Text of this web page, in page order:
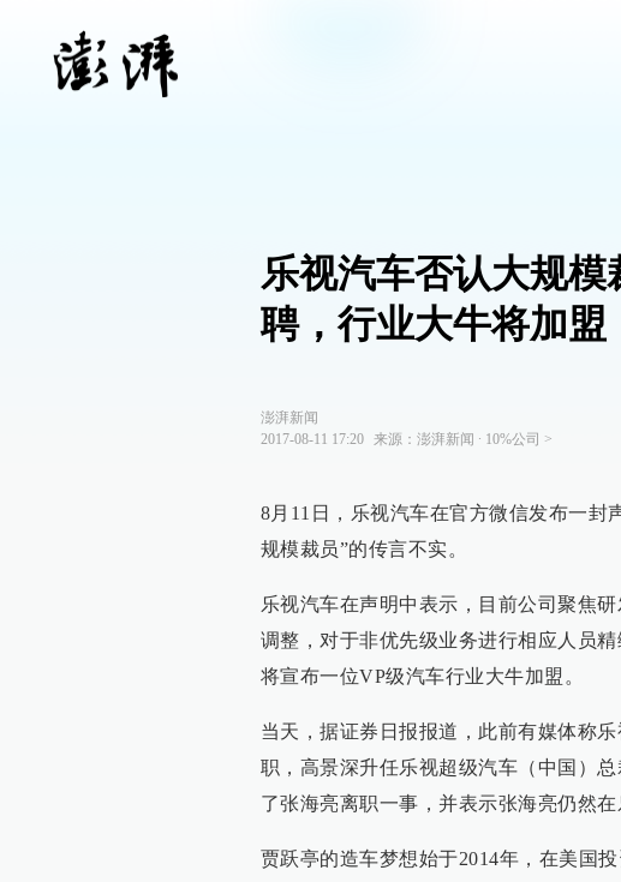
乐视汽车否认大规
聘，行业大牛将加盟
澎湃新闻
2017-08-11 17:20
来源： 澎湃新闻 ∙ 10%公司 >
8月11日，乐视汽车在官方微信发布一封
规模裁员”的传言不实。
乐视汽车在声明中表示，目前公司聚焦
调整，对于非优先级业务进行相应人员
将宣布一位VP级汽车行业大牛加盟。
当天，据证券日报报道，此前有媒体称
职，高景深升任乐视超级汽车（中国）
了张海亮离职一事，并表示张海亮仍然
贾跃亭的造车梦想始于2014年，在美国